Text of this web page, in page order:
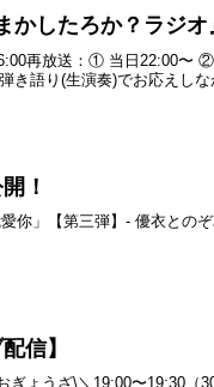
したろか？ラジオ
再放送：① 当日22:00〜 ②
き語り(生演奏)でお応えしな
！
你」【第三弾】- 優衣との
信】
ぎょうざ\＼19:00〜19:30（